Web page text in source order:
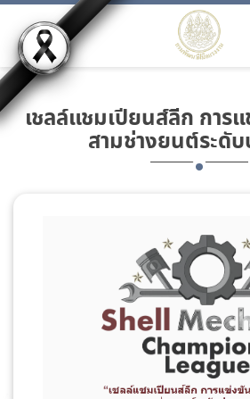
เชลล์แชมเปียนส์ลีก การ
สามช่างยนต์ระดับ